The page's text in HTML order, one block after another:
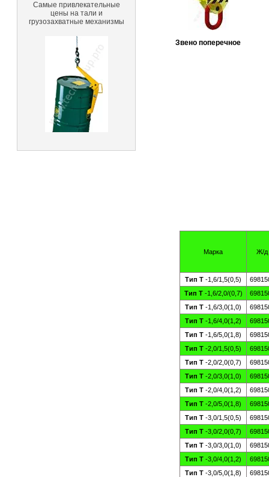
Самые привлекательные
цены на тали и
грузозахватные механизмы
Звено поперечное
Марка Ж/д
Тип Т -1,6/1,5(0,5)
Тип Т-1,6/2,0/(0,7)
Тип Т -1,6/3,0(1,0)
Тип Т -1,6/4,0(1,2)
Тип Т -1,6/5,0(1,8)
Тип Т -2,0/1,5(0,5)
Тип Т -2,0/2,0(0,7)
Тип Т -2,0/3,0(1,0)
Тип Т -2,0/4,0(1,2)
Тип Т -2,0/5,0(1,8)
Тип Т -3,0/1,5(0,5)
Тип Т -3,0/2,0(0,7)
Тип Т -3,0/3,0(1,0)
Тип Т -3,0/4,0(1,2)
Тип Т -3,0/5,0(1,8)